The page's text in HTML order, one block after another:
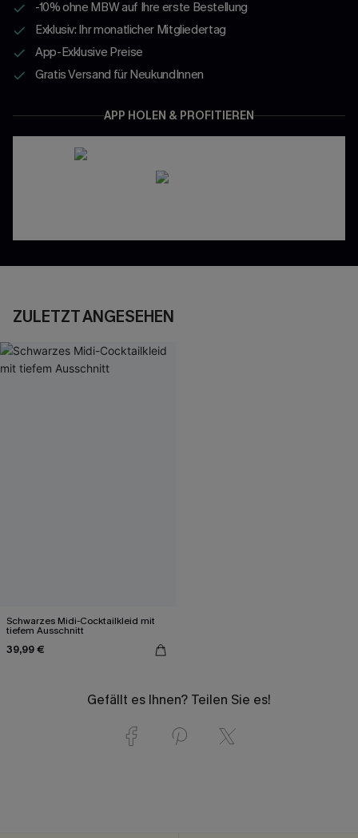
-10% ohne MBW auf Ihre erste Bestellung
Exklusiv: Ihr monatlicher Mitgliedertag
App-Exklusive Preise
Gratis Versand für NeukundInnen
APP HOLEN & PROFITIEREN
ZULETZT ANGESEHEN
Schwarzes Midi-Cocktailkleid mit
tiefem Ausschnitt
39,99 €
Gefällt es Ihnen? Teilen Sie es!